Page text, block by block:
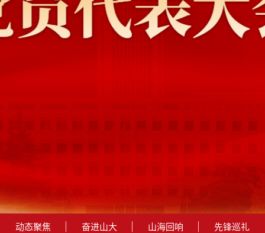
动态聚焦 奋进山大 山海回响
先锋巡礼